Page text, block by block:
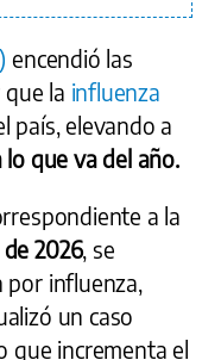
encendió las
la influenza
país, elevando a
que va del año.
a la
2026, se
influenza,
un caso
que incrementa el